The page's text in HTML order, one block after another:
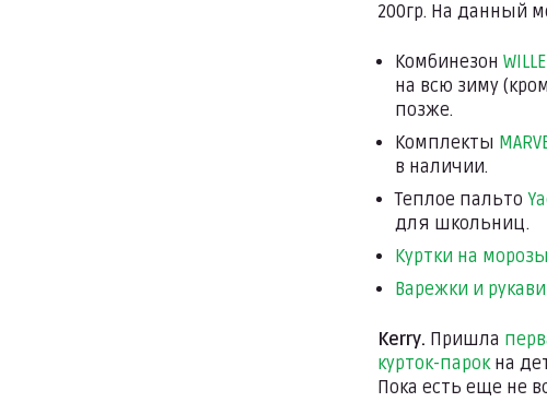
200гр. На данный
Комбинезон
на всю зиму
позже.
Комплекты
в наличии.
Теплое пальто
для школьниц.
Куртки на морозы
Варежки и
Kerry. Пришла
курток-парокна
Пока есть еще не